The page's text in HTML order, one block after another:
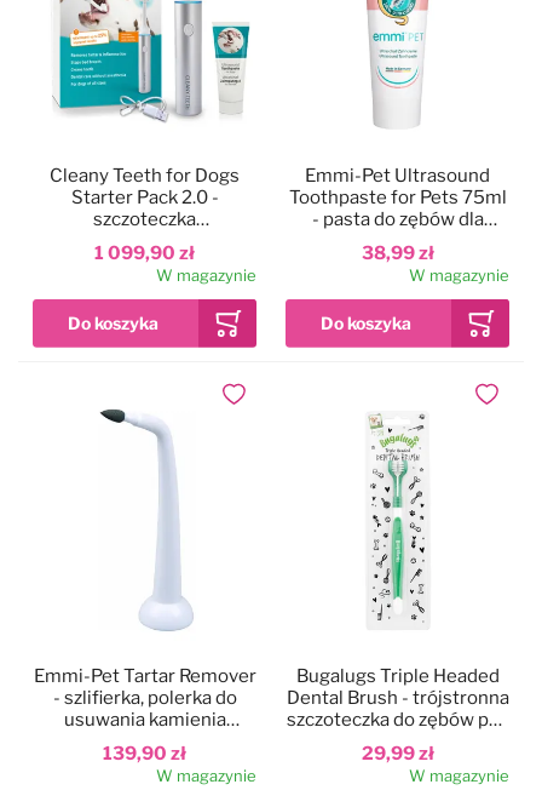
1 099,90 zł
Cleany Teeth for Dogs
Starter Pack 2.0 -
szczoteczka
ultradźwiękowa dla psa,
do usuwania kamienia
nazębnego, model 2024
W magazynie
38,99 zł
Emmi-Pet Ultrasound
Toothpaste for Pets 75ml
- pasta do zębów dla
zwierząt, do szczoteczki
ultradźwiękowej
W magazynie
139,90 zł
Emmi-Pet Tartar Remover
- szlifierka, polerka do
usuwania kamienia
nazębnego u zwierząt
W magazynie
Dodaj do ulubionych
29,99 zł
Bugalugs Triple Headed
Dental Brush - trójstronna
szczoteczka do zębów psa
i kota
W magazynie
Dodaj